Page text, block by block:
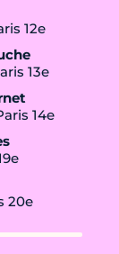
12e
13e
14e
20e